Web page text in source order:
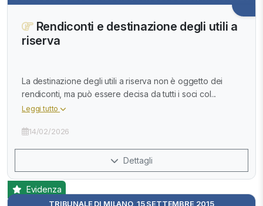
Rendiconti e destinazione degli utili a
riserva
La destinazione degli utili a riserva non è oggetto dei
rendiconti, ma può essere decisa da tutti i soci col...
Leggi tutto
14/02/2026
Dettagli
TRIBUNALE DI MILANO, 15 SETTEMBRE 2015
Evidenza